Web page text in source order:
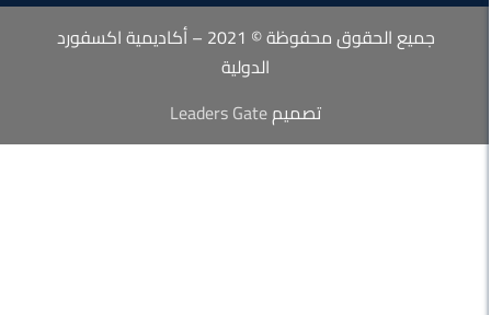
جميع الحقوق محفوظة © 2021 – أكاديمية اكسفورد
Leaders Gate